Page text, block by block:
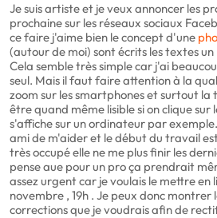
Je suis artiste et je veux annoncer les
prochaine sur les réseaux sociaux
ce faire j'aime bien le concept d'une
(autour de moi) sont écrits les textes
Cela semble très simple car j'ai
seul. Mais il faut faire attention à la
zoom sur les smartphones et surtout la
être quand même lisible si on clique sur
s'affiche sur un ordinateur par
ami de m'aider et le début du travail
très occupé elle ne me plus finir les
pense aue pour un pro ça prendrait
assez urgent car je voulais le mettre en
novembre , 19h . Je peux donc montrer
corrections que je voudrais afin de